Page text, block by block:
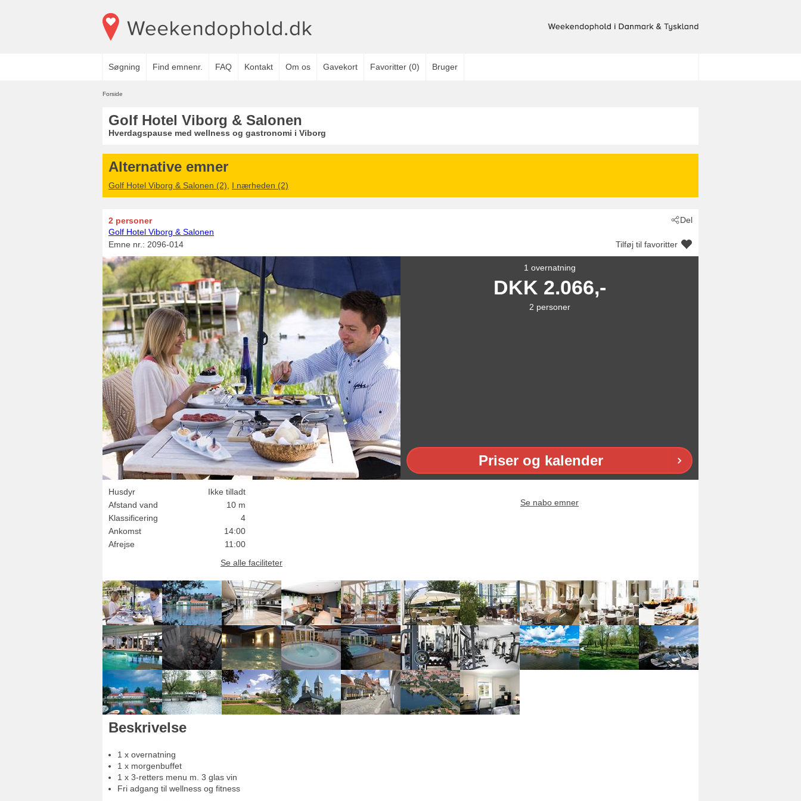
Søgning Find emnenr. FAQ Kontakt Om os Gavekort Favoritter (0) Bruger
Forside
Golf Hotel Viborg & Salonen
Hverdagspause med wellness og gastronomi i Viborg
Alternative emner
Golf Hotel Viborg & Salonen (2) I nærheden (2)
Del
2 personer
Golf Hotel Viborg & Salonen
Emne nr.: 2096-014 Tilføj til favoritter
1 overnatning
DKK 2.066,-
2 personer
Priser og kalender
Husdyr
Ikke tilladt
Afstand vand
10 m
Klassificering
4
Ankomst
14:00
Afrejse
11:00
Se alle faciliteter
Se nabo emner
Beskrivelse
1 x overnatning
1 x morgenbuffet
1 x 3-retters menu m. 3 glas vin
Fri adgang til wellness og fitness